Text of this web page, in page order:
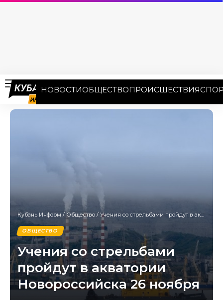
НОВОСТИОБЩЕСТВОПРОИСШЕСТВИЯ
Кубань Информ / Общество / Учения со стрельбами пройдут в акватории Новороссийска 26 ноября
ОБЩЕСТВО
Учения со стрельбами
пройдут в акватории
Новороссийска 26 ноября